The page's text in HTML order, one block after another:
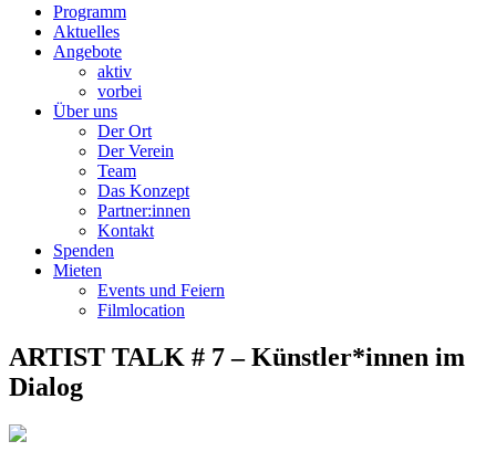
Programm
Aktuelles
Angebote
aktiv
vorbei
Über uns
Der Ort
Der Verein
Team
Das Konzept
Partner:innen
Kontakt
Spenden
Mieten
Events und Feiern
Filmlocation
ARTIST TALK # 7 – Künstler*innen im
Dialog